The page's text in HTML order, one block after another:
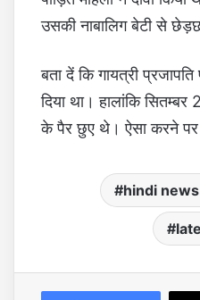
उसकी नाबालिग बेटी से
बता दें कि गायत्री
दिया था। हालांकि
के पैर छुए थे। ऐसा करने पर
hindi